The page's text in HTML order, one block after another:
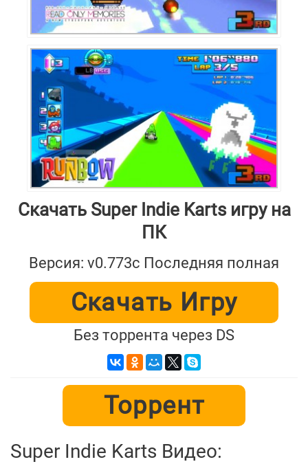
Скачать Super Indie Karts игру на
ПК
Версия: v0.773c Последняя полная
Скачать Игру
Без торрента через DS
Торрент
Super Indie Karts Видео: